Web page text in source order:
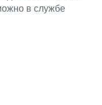
в службе